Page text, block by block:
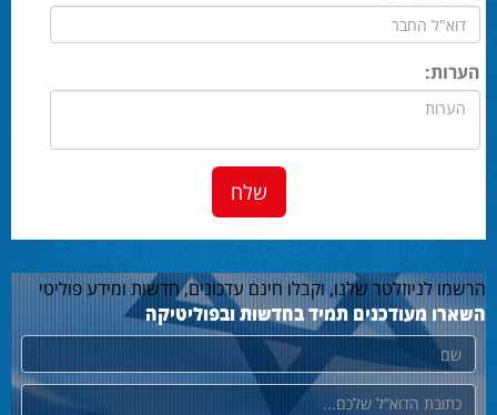
הערות:
הרשמו לניוזלטר שלנו, וקבלו חינם עדכונים, חדשות ומידע פוליטי
השארו מעודכנים תמיד בחדשות ובפוליטיקה
שם
דוא"ל